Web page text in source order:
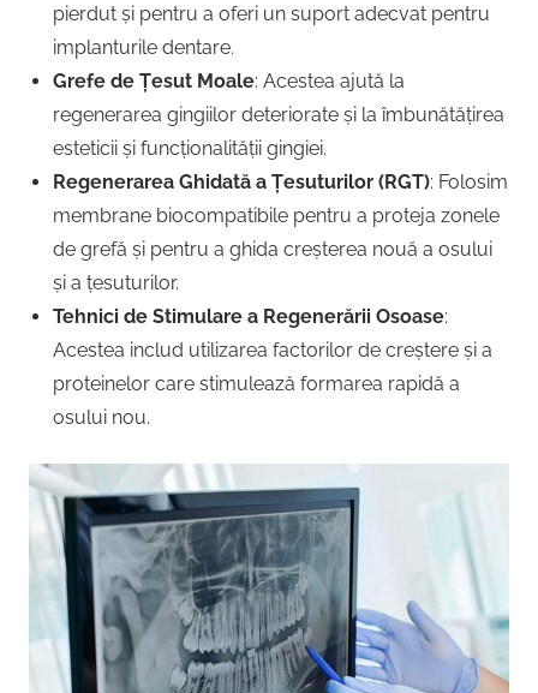
pierdut și pentru a oferi un suport adecvat pentru
implanturile dentare.
Grefe de Țesut Moale: Acestea ajută la
regenerarea gingiilor deteriorate și la îmbunătățirea
esteticii și funcționalității gingiei.
Regenerarea Ghidată a Țesuturilor (RGT): Folosim
membrane biocompatibile pentru a proteja zonele
de grefă și pentru a ghida creșterea nouă a osului
și a țesuturilor.
Tehnici de Stimulare a Regenerării Osoase:
Acestea includ utilizarea factorilor de creștere și a
proteinelor care stimulează formarea rapidă a
osului nou.